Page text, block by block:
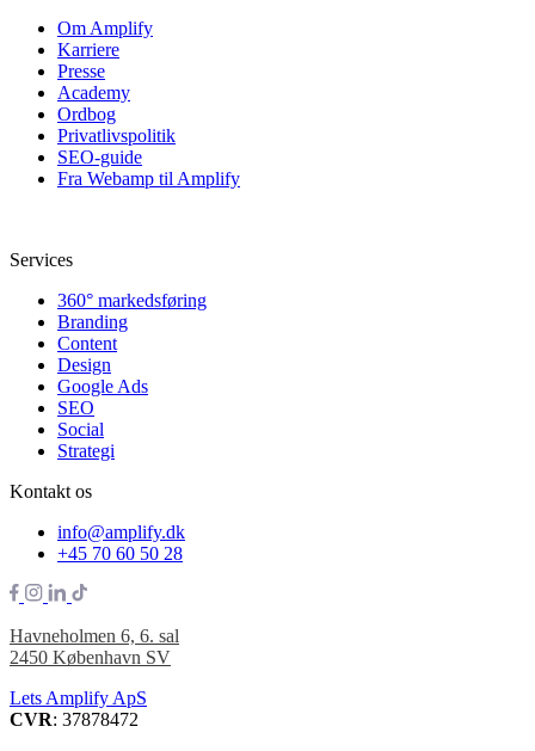
Om Amplify
Karriere
Presse
Academy
Ordbog
Privatlivspolitik
SEO-guide
Fra Webamp til Amplify
Services
360° markedsføring
Branding
Content
Design
Google Ads
SEO
Social
Strategi
Kontakt os
info@amplify.dk
+45 70 60 50 28
Havneholmen 6, 6. sal
2450 København SV
Lets Amplify ApS
CVR: 37878472